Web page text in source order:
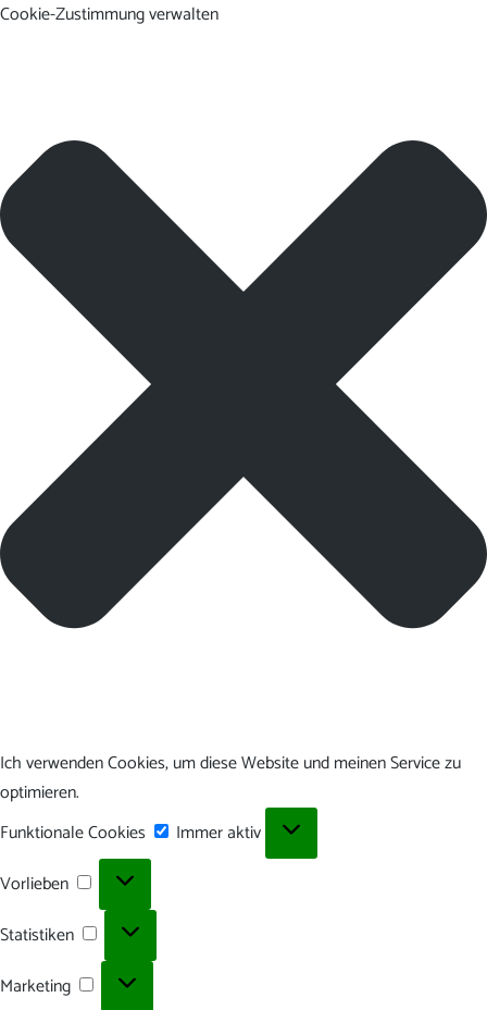
Cookie-Zustimmung verwalten
Ich verwenden Cookies, um diese Website und meinen Service zu
optimieren.
Funktionale Cookies
Funktionale
Immer aktiv
Vorlieben
Vorlieben
Statistiken Statistiken
Marketing
Marketing